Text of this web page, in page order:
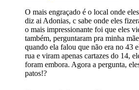
O mais engraçado é o local onde
diz ai Adonias, c sabe onde eles
o mais impressionante foi que eles
também, perguntaram pra minha
quando ela falou que não era no 43
rua e viram apenas cartazes do 14,
foram embora. Agora a pergunta,
patos!?